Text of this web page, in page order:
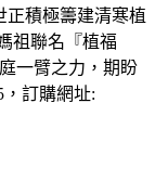
正積極籌建清寒植
祖聯名『植福
一臂之力，期盼
，訂購網址: